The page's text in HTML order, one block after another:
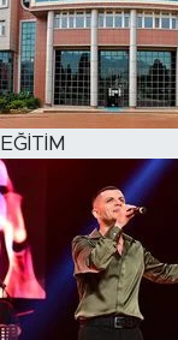
EĞİTİM